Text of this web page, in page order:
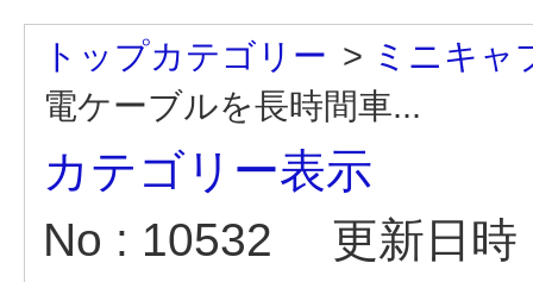
トップカテゴリー > ミニキャ
電ケーブルを長時間車...
カテゴリー表示
No : 10532
更新日